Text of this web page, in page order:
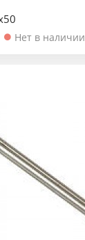
Нет в наличии